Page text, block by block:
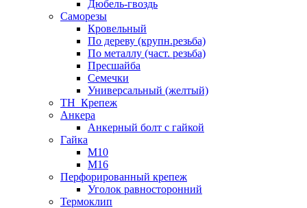
Дюбель-гвоздь
Саморезы
Кровельный
По дереву (крупн.резьба)
По металлу (част. резьба)
Пресшайба
Семечки
Универсальный (желтый)
ТН_Крепеж
Анкера
Анкерный болт с гайкой
Гайка
М10
М16
Перфорированный крепеж
Уголок равносторонний
Термоклип